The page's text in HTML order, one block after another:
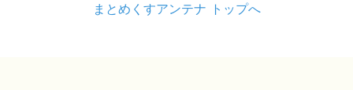
まとめくすアンテナ トップへ